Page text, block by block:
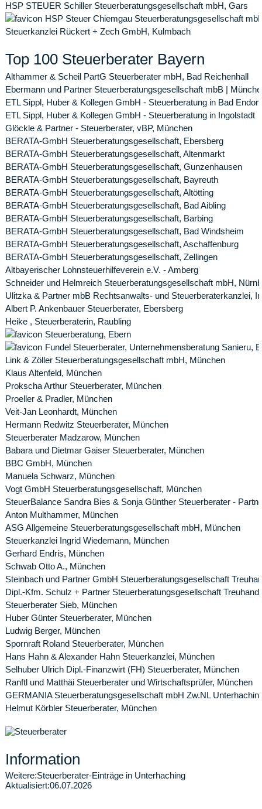
HSP STEUER Schiller Steuerberatungsgesellschaft mbH, Gars
HSP Steuer Chiemgau Steuerberatungsgesellschaft
Steuerkanzlei Rückert + Zech GmbH, Kulmbach
Top 100 Steuerberater Bayern
Althammer & Scheil PartG Steuerberater mbH, Bad Reichenhall
Ebermann und Partner Steuerberatungsgesellschaft mbB |
ETL Sippl, Huber & Kollegen GmbH - Steuerberatung in Bad Endorf
ETL Sippl, Huber & Kollegen GmbH - Steuerberatung in Ingolstadt
Glöckle & Partner - Steuerberater, vBP, München
BERATA-GmbH Steuerberatungsgesellschaft, Ebersberg
BERATA-GmbH Steuerberatungsgesellschaft, Altenmarkt
BERATA-GmbH Steuerberatungsgesellschaft, Gunzenhausen
BERATA-GmbH Steuerberatungsgesellschaft, Bayreuth
BERATA-GmbH Steuerberatungsgesellschaft, Altötting
BERATA-GmbH Steuerberatungsgesellschaft, Bad Aibling
BERATA-GmbH Steuerberatungsgesellschaft, Barbing
BERATA-GmbH Steuerberatungsgesellschaft, Bad Windsheim
BERATA-GmbH Steuerberatungsgesellschaft, Aschaffenburg
BERATA-GmbH Steuerberatungsgesellschaft, Zellingen
Altbayerischer Lohnsteuerhilfeverein e.V. - Amberg
Schneider und Helmreich Steuerberatungsgesellschaft mbH,
Ulitzka & Partner mbB Rechtsanwalts- und Steuerberaterkanzlei,
Albert P. Ankenbauer Steuerberater, Ebersberg
Heike , Steuerberaterin, Raubling
Steuerberatung, Ebern
Fundel Steuerberater, Unternehmensberatung Sanieru,
Link & Zöller Steuerberatungsgesellschaft mbH, München
Klaus Altenfeld, München
Prokscha Arthur Steuerberater, München
Proeller & Pradler, München
Veit-Jan Leonhardt, München
Hermann Redwitz Steuerberater, München
Steuerberater Madzarow, München
Babara und Dietmar Gaiser Steuerberater, München
BBC GmbH, München
Manuela Schwarz, München
Vogt GmbH Steuerberatungsgesellschaft, München
SteuerBalance Sandra Bies & Sonja Günther Steuerberater -
Anton Multhammer, München
ASG Allgemeine Steuerberatungsgesellschaft mbH, München
Steuerkanzlei Ingrid Wiedemann, München
Gerhard Endris, München
Schwab Otto A., München
Steinbach und Partner GmbH Steuerberatungsgesellschaft
Dipl.-Kfm. Schulz + Partner Steuerberatungsgesellschaft
Steuerberater Sieb, München
Huber Günter Steuerberater, München
Ludwig Berger, München
Spornraft Roland Steuerberater, München
Hans Hahn & Alexander Hahn Steuerkanzlei, München
Selhuber Ulrich Dipl.-Finanzwirt (FH) Steuerberater, München
Ranftl und Matthäi Steuerberater und Wirtschaftsprüfer, München
GERMANIA Steuerberatungsgesellschaft mbH Zw.NL
Helmut Körbler Steuerberater, München
Information
Weitere:Steuerberater-Einträge in Unterhaching
Aktualisiert:06.07.2026